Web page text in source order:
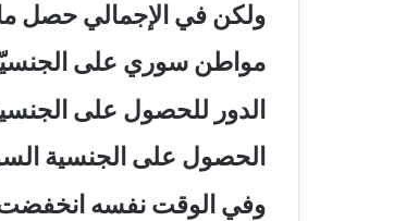
ولكن في الإجمالي حصل ما بين عامي 2015 و
مواطن سوري على الجنسيّة
الدور للحصول على الجنسية ، ولكن
الحصول على الجنسية
وفي الوقت نفسه انخفضت